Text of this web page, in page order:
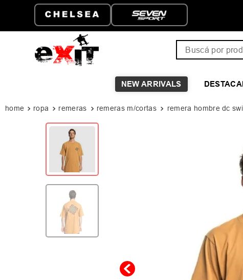
NEW ARRIVALS
ropa remeras remeras m/cortas remera hombre dc